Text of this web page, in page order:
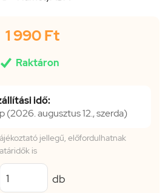
1 990 Ft
 Raktáron
idő:
(2026. augusztus 12., szerda)
jellegű, előfordulhatnak
is
db